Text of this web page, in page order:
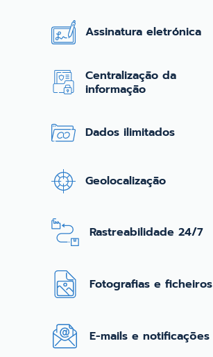
Assinatura eletrónica
Centralização da
informação
Dados ilimitados
Geolocalização
Rastreabilidade 24/7
Fotografias e ficheiros
E-mails e notificações